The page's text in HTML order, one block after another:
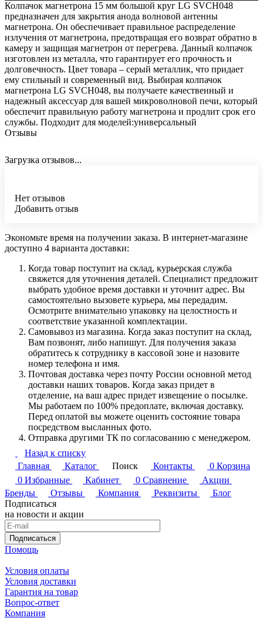
Колпачок магнетрона 15 мм большой круг LG SVCH048
предназначен для закрытия анода волновой антенны
магнетрона. Он обеспечивает правильное распределение
излучения от магнетрона, предотвращая его возврат обратно в
камеру и защищая магнетрон от перегрева. Данный колпачок
изготовлен из металла, что гарантирует его прочность и
долговечность. Цвет товара – серый металлик, что придает
ему стильный и современный вид. Выбирая колпачок
магнетрона LG SVCH048, вы получаете качественный и
надежный аксессуар для вашей микроволновой печи, который
обеспечит правильную работу магнетрона и продлит срок его
службы. Подходит для моделей:универсальный
Отзывы
Загрузка отзывов...
Нет отзывов
Добавить отзыв
Экономьте время на получении заказа. В интернет-магазине
доступно 4 варианта доставки:
Когда товар поступит на склад, курьерская служба
свяжется для уточнения деталей. Специалист предложит
выбрать удобное время доставки и уточнит адрес. Вы
самостоятельно вызовете курьера, мы передадим.
Осмотрите внимательно упаковку на целостность и
соответствие указанной комплектации.
Самовывоз из магазина. Когда заказ поступит на склад,
Вам позвонят, либо напишут. Для получения заказа
обратитесь к сотруднику в кассовой зоне и назовите
номер телефона и имя.
Почтовая доставка через почту России основной метод
доставки наших товаров. Когда заказ придет в
отделение, на ваш адрес придет извещение о посылке.
Мы работаем по 100% предоплате, включая доставку.
Перед оплатой вы можете оценить состояние товара
посредством высланных фото.
Отправка другими ТК по согласованию с менеджером.
Назад к списку
Главная
Каталог Поиск Контакты 0 Корзина
0 Избранные Кабинет 0 Сравнение
Акции
Бренды
Отзывы Компания Реквизиты
Блог
Подписаться
на новости и акции
Подписаться
Помощь
Условия оплаты
Условия доставки
Гарантия на товар
Вопрос-ответ
Компания